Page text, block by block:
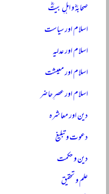
صحابہؓ و اہلِ بیتؓ
اسلام اور سیاست
اسلام اور عدلیہ
اسلام اور معیشت
اسلام اور عصرِ حاضر
دین اور معاشرہ
دعوت و تبلیغ
دین و حکمت
علم و تحقیق